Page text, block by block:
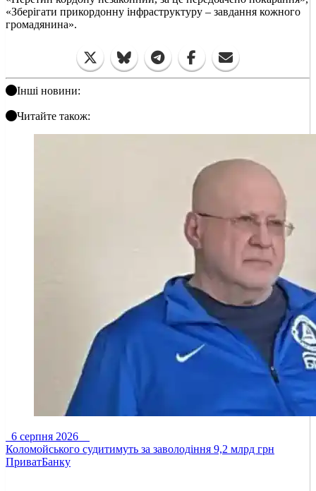
«Зберігати прикордонну інфраструктуру – завдання кожного
громадянина».
Інші новини:
Читайте також:
6 серпня 2026
Коломойського судитимуть за заволодіння 9,2 млрд грн
ПриватБанку